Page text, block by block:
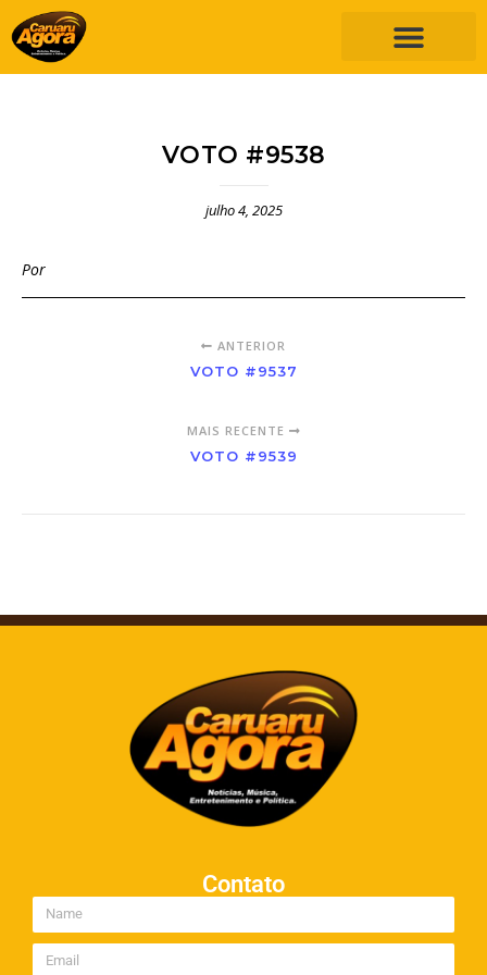
VOTO #9538
julho 4, 2025
Por
ANTERIOR
VOTO #9537
MAIS RECENTE
VOTO #9539
Contato